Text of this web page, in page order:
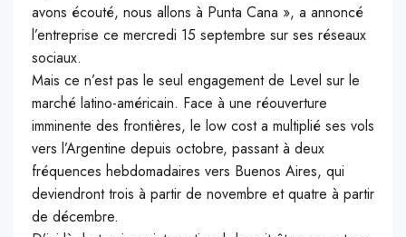
avons écouté, nous allons à Punta Cana », a annoncé
l’entreprise ce mercredi 15 septembre sur ses réseaux
sociaux.
Mais ce n’est pas le seul engagement de Level sur le
marché latino-américain. Face à une réouverture
imminente des frontières, le low cost a multiplié ses vols
vers l’Argentine depuis octobre, passant à deux
fréquences hebdomadaires vers Buenos Aires, qui
deviendront trois à partir de novembre et quatre à partir
de décembre.